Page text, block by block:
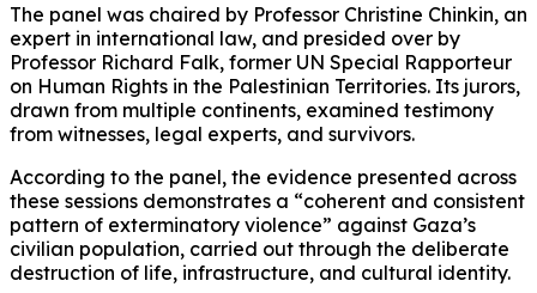
The panel was chaired by Professor Christine Chinkin, an
expert in international law, and presided over by
Professor Richard Falk, former UN Special Rapporteur
on Human Rights in the Palestinian Territories. Its jurors,
drawn from multiple continents, examined testimony
from witnesses, legal experts, and survivors.
According to the panel, the evidence presented across
these sessions demonstrates a “coherent and consistent
pattern of exterminatory violence” against Gaza’s
civilian population, carried out through the deliberate
destruction of life, infrastructure, and cultural identity.